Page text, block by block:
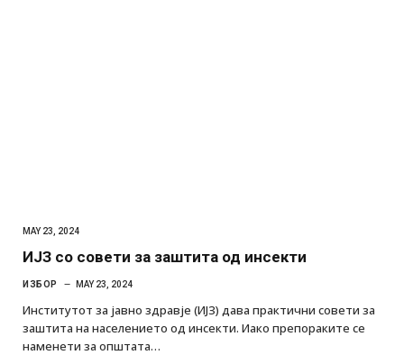
MAY 23, 2024
ИЈЗ со совети за заштита од инсекти
ИЗБОР MAY 23, 2024
Институтот за јавно здравје (ИЈЗ) дава практични совети за
заштита на населението од инсекти. Иако препораките се
наменети за општата…